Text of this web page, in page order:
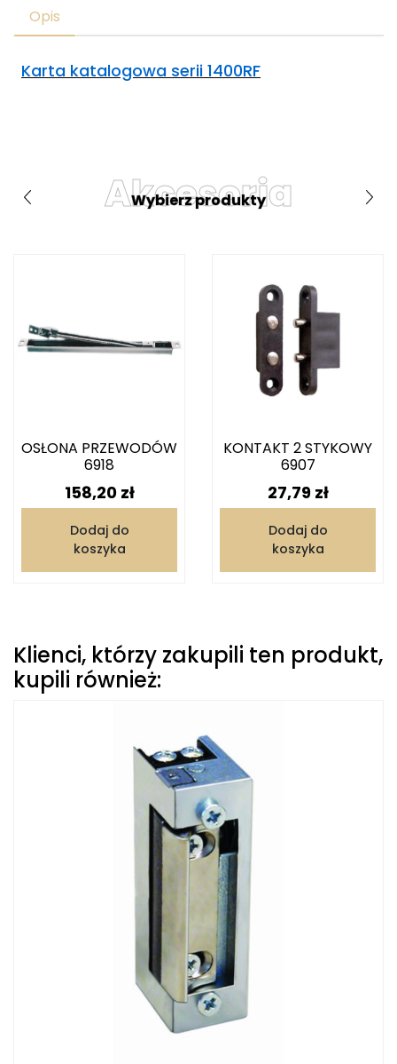
Opis
Karta katalogowa serii 1400RF
Akcesoria
Wybierz produkty
OSŁONA PRZEWODÓW
6918
Cena
158,20 zł
Dodaj do
koszyka
KONTAKT 2 STYKOWY
6907
Cena
27,79 zł
Dodaj do
koszyka
Klienci, którzy zakupili ten produkt,
kupili również: